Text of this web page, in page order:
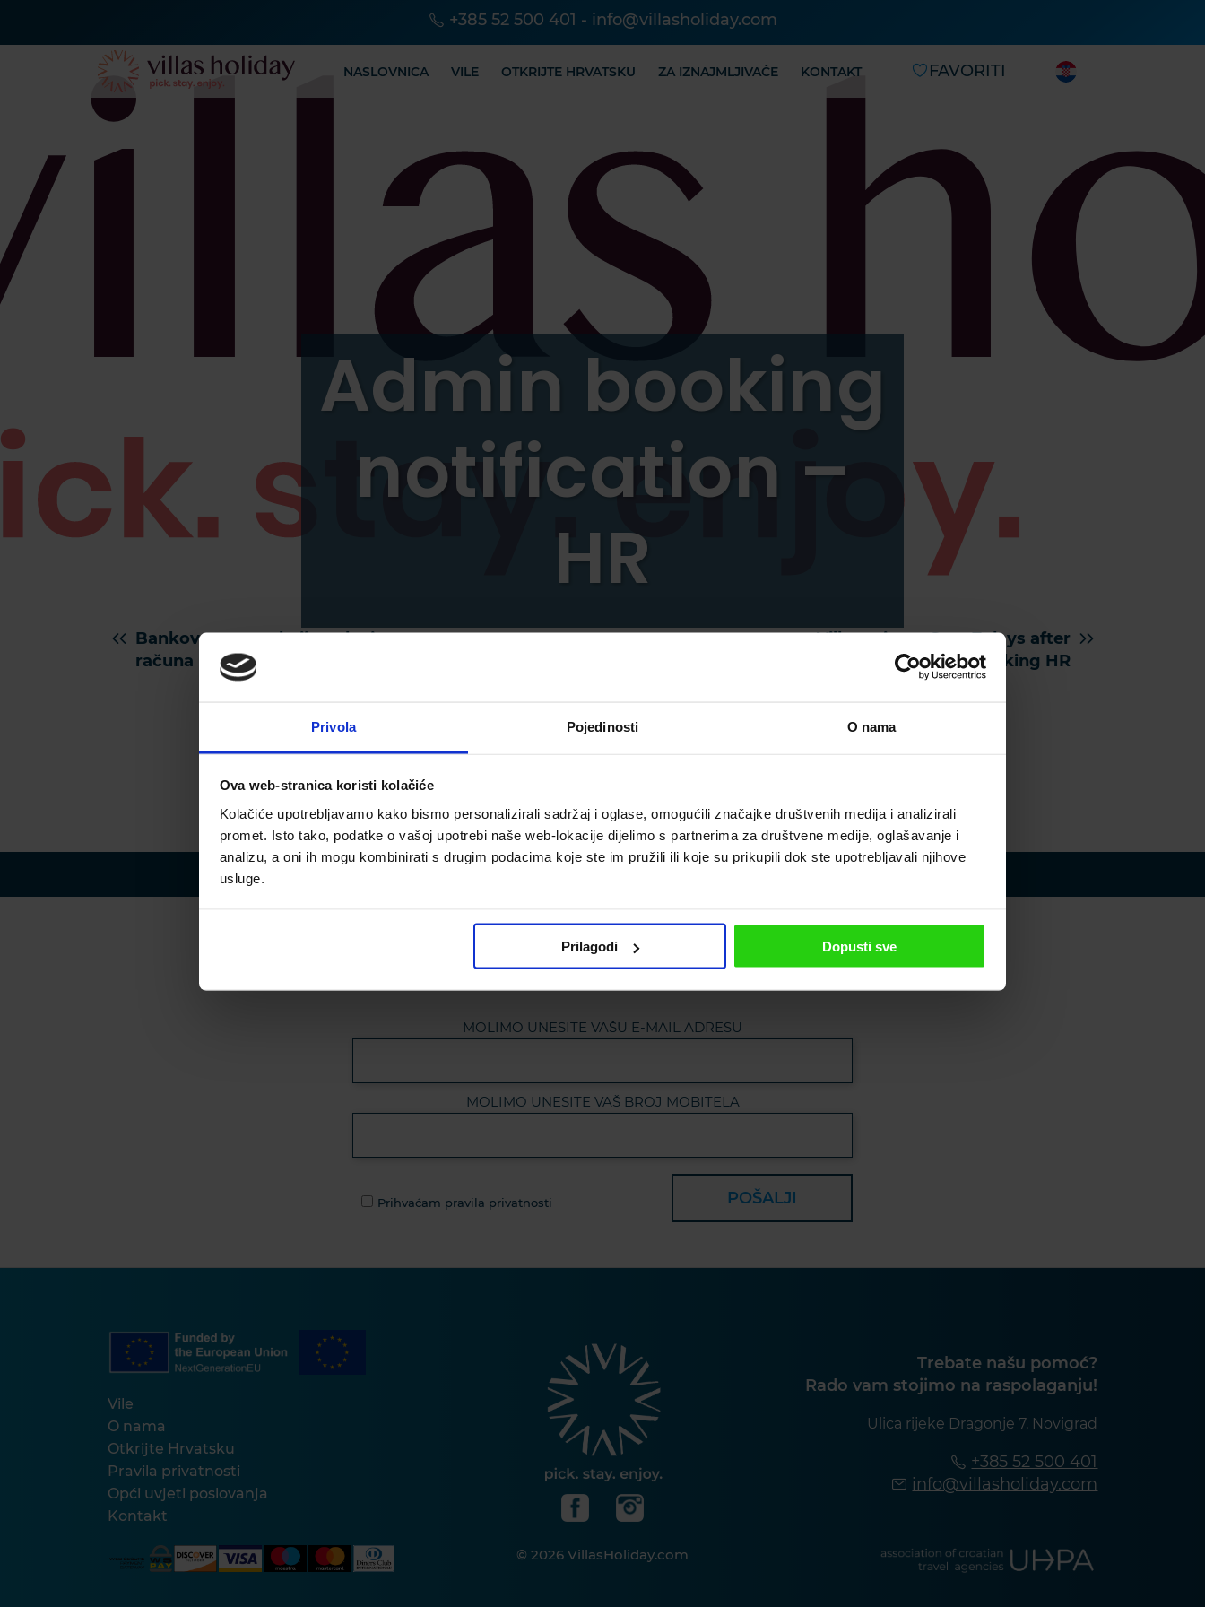
Privola Pojedinosti O nama
Ova web-stranica koristi kolačiće
Kolačiće upotrebljavamo kako bismo personalizirali sadržaj i oglase, omogućili značajke društvenih medija i analizirali
promet. Isto tako, podatke o vašoj upotrebi naše web-lokacije dijelimo s partnerima za društvene medije, oglašavanje i
analizu, a oni ih mogu kombinirati s drugim podacima koje ste im pružili ili koje su prikupili dok ste upotrebljavali njihove
usluge.
Prilagodi Dopusti sve
+385 52 500 401 - info@villasholiday.com
NASLOVNICA VILE OTKRIJTE HRVATSKU ZA IZNAJMLJIVAČE KONTAKT FAVORITI
Admin booking
notification –
HR
Bankovna transakcija – slanje
računa nakon uplate 100% HR
Villa review – Sent 7 days after
the booking HR
Pretplatite se na naš newsletter
MOLIMO UNESITE VAŠU E-MAIL ADRESU
MOLIMO UNESITE VAŠ BROJ MOBITELA
Prihvaćam pravila privatnosti POŠALJI
Vile
O nama
Otkrijte Hrvatsku
Pravila privatnosti
Opći uvjeti poslovanja
Kontakt
Trebate našu pomoć?
Rado vam stojimo na raspolaganju!
Ulica rijeke Dragonje 7, Novigrad
+385 52 500 401
info@villasholiday.com
© 2026 VillasHoliday.com